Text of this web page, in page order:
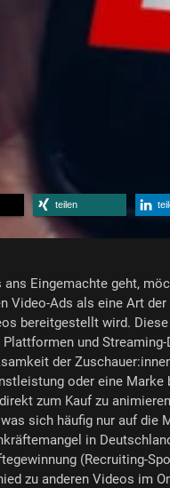
teilen
ans Eingemachte geht,
Video-Ads als eine Art der
bereitgestellt wird.
und
der
oder eine
zum Kauf zu
sich häufig nur auf die
in
(Recruiting-
zu anderen Videos im